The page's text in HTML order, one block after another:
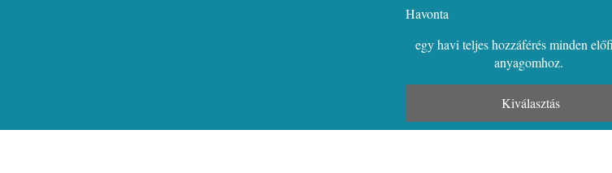
Havonta
egy havi teljes hozzáférés minden
anyagomhoz.
Kiválasztás